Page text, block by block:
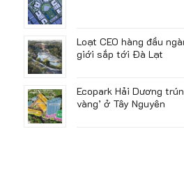
Loạt CEO hàng đầu
giới sắp tới Đà Lạt
Ecopark Hải Dương
vàng’ ở Tây Nguyên